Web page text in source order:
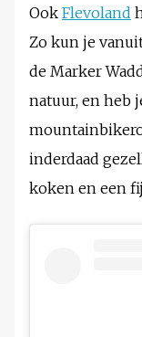
Ook Flevoland
Zo kun je
de Marker
natuur, en heb
inderdaad
koken en een